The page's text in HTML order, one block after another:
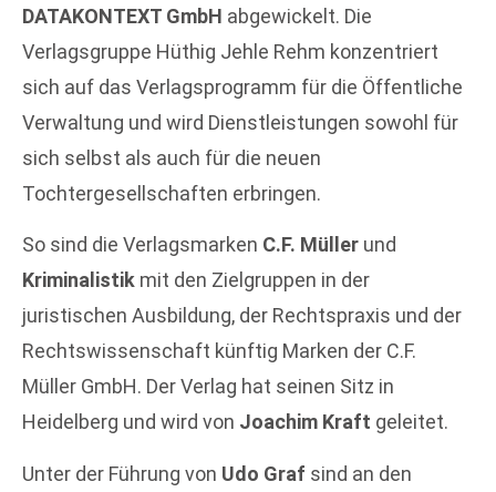
DATAKONTEXT GmbH abgewickelt. Die
Verlagsgruppe Hüthig Jehle Rehm konzentriert
sich auf das Verlagsprogramm für die Öffentliche
Verwaltung und wird Dienstleistungen sowohl für
sich selbst als auch für die neuen
Tochtergesellschaften erbringen.
So sind die Verlagsmarken C.F. Müller und
Kriminalistik mit den Zielgruppen in der
juristischen Ausbildung, der Rechtspraxis und der
Rechtswissenschaft künftig Marken der C.F.
Müller GmbH. Der Verlag hat seinen Sitz in
Heidelberg und wird von Joachim Kraft geleitet.
Unter der Führung von Udo Graf sind an den